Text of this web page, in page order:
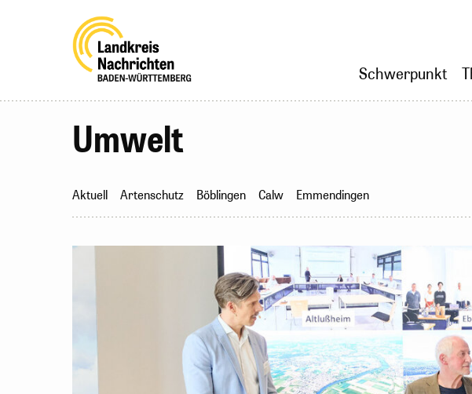
Schwerpunkt
Umwelt
Aktuell Artenschutz Böblingen Calw Emmendingen